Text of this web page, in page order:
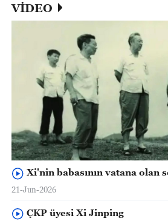
VİDEO
Xi'nin babasının vatana olan
21-Jun-2026
ÇKP üyesi Xi Jinping